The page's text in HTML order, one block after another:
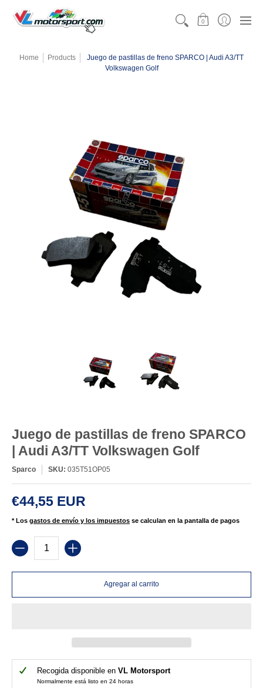
0
Home Products
Juego de pastillas de freno SPARCO | Audi A3/TT
Volkswagen Golf
Juego de pastillas de freno SPARCO
| Audi A3/TT Volkswagen Golf
Sparco SKU: 035T51OP05
€44,55 EUR
* Los gastos de envío y los impuestos se calculan en la pantalla de pagos
Cantidad
Agregar al carrito
Recogida disponible en VL Motorsport
Normalmente está listo en 24 horas